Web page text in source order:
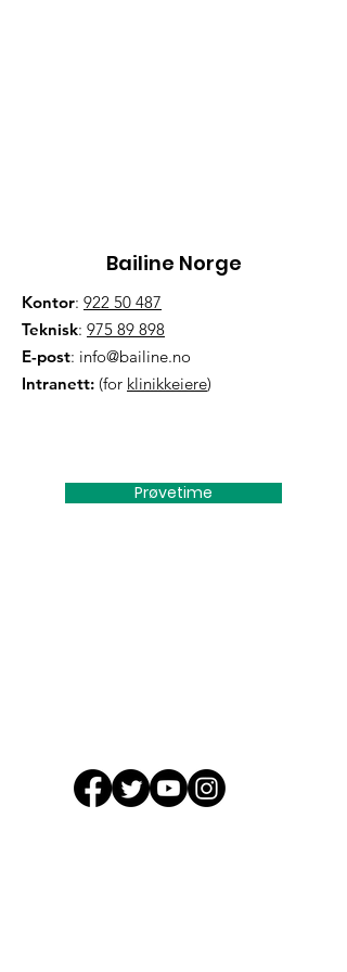
Bailine Norge
Kontor: 922 50 487
Teknisk: 975 89 898
E-post: info@bailine.no
Intranett: (for klinikkeiere)
Prøvetime